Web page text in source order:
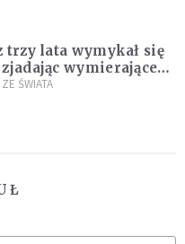
trzy lata wymykał się
wymierające
popełnił
ŚWIATA